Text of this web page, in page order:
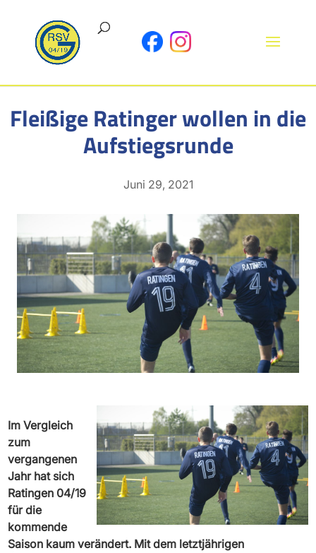
Fleißige Ratinger wollen in die
Aufstiegsrunde
Juni 29, 2021
Im Vergleich
zum
vergangenen
Jahr hat sich
Ratingen 04/19
für die
kommende
Saison kaum verändert. Mit dem letztjährigen